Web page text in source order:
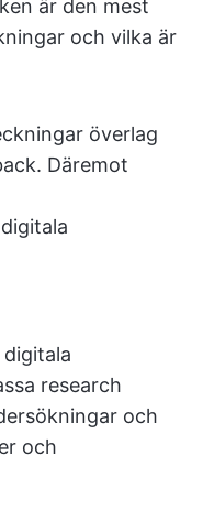
är den mest
och vilka är
överlag
Däremot
research
och
och